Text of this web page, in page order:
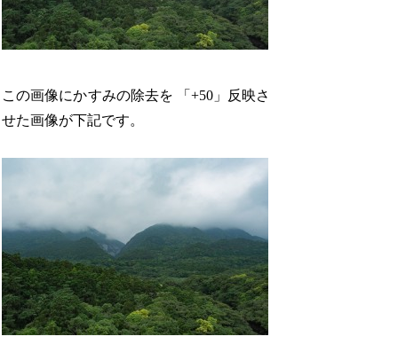
この画像にかすみの除去を 「+50」反映さ
せた画像が下記です。